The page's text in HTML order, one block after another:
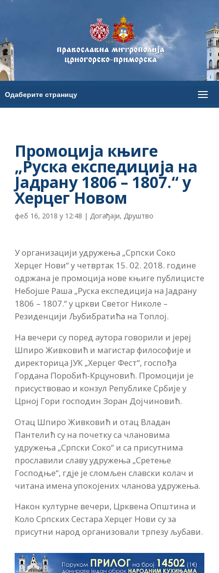
Промоција књиге
„Руска експедиција на
Јадрану 1806 – 1807.“ у
Херцег Новом
феб 16, 2018 у 12:48 | Догађаји, Друштво
У организацији удружења „Српски Соко
Херцег Нови“ у четвртак 15. 02. 2018. године
одржана је промоција нове књиге публицисте
Небојше Раша „Руска експедиција на Јадрану
1806 – 1807.“ у цркви Светог Николе –
Резиденцији Љубибратића на Топлој.
На вечери су поред аутора говорили и јереј
Шпиро Живковић и магистар философије и
директорица ЈУК „Херцег Фест“, госпођа
Гордана Поробић-Крцуновић. Промоцији је
присуствовао и конзул Републике Србије у
Црној Гори господин Зоран Дојчиновић.
Отац Шпиро Живковић и отац Владан
Пантелић су на почетку са члановима
удружења „Српски Соко“ и са присутнима
прославили славу удружења „Сретење
Господње“, гдје је сломљен славски колач и
читана имена упокојених чланова удружења.
Након културне вечери, Црквена Општина и
Коло Српских Сестара Херцег Нови су за
присутни народ организовали трпезу љубави.